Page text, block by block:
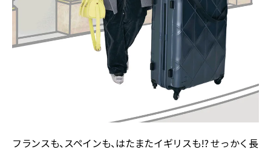
フランスも、スペインも、はたまたイギリスも!? せっかく長